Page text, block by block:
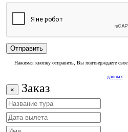
Нажимая кнопку отправить, Вы подтверждаете свое
данных
× Заказ